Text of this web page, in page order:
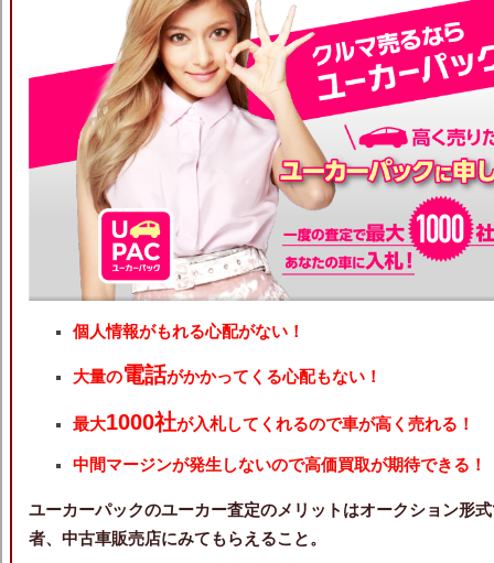
個人情報がもれる心配がない！
大量の電話がかかってくる心配もない！
最大1000社が入札してくれるので車が高く売れる！
中間マージンが発生しないので高価買取が期待できる！
ユーカーパックのユーカー査定のメリットはオークション形
者、中古車販売店にみてもらえること。